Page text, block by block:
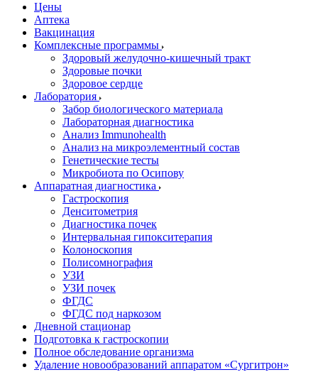
Цены
Аптека
Вакцинация
Комплексные программы
Здоровый желудочно-кишечный тракт
Здоровые почки
Здоровое сердце
Лаборатория
Забор биологического материала
Лабораторная диагностика
Анализ Immunohealth
Анализ на микроэлементный состав
Генетические тесты
Микробиота по Осипову
Аппаратная диагностика
Гастроскопия
Денситометрия
Диагностика почек
Интервальная гипокситерапия
Колоноскопия
Полисомнография
УЗИ
УЗИ почек
ФГДС
ФГДС под наркозом
Дневной стационар
Подготовка к гастроскопии
Полное обследование организма
Удаление новообразований аппаратом «Сургитрон»‎